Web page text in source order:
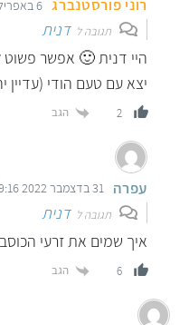
רוני פורסטנברג 6 באפריל 2022 11:55
תגובה לדנית
היי דנית 🙂 אפשר
יצא עם טעם הודי (עדיין
2 הגב
עפרה 31 בדצמבר 2022 19:16
תגובה לדנית
איך שמים את זרעי
6 הגב